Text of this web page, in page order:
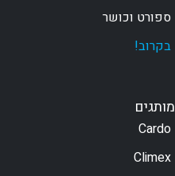
ספורט וכושר
בקרוב!
מותגים
Cardo
Climex